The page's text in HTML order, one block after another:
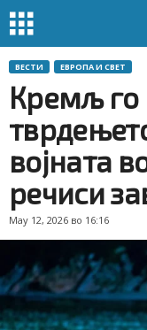
ВЕСТИ ЕВРОПА И СВЕТ
Кремљ го
војната
речиси
May 12, 2026 во 16:16